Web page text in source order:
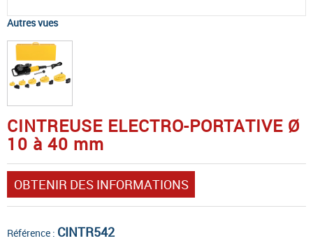
Autres vues
CINTREUSE ELECTRO-PORTATIVE Ø
10 à 40 mm
OBTENIR DES INFORMATIONS
Référence : CINTR542